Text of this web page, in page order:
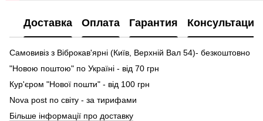
Доставка Оплата Гарантия Консультация
Самовивіз з Віброкав'ярні (Київ, Верхній Вал 54)- безкоштовно
"Новою поштою" по Україні - від 70 грн
Кур'єром "Нової пошти" - від 100 грн
Nova post по світу - за тирифами
Більше інформації про доставку